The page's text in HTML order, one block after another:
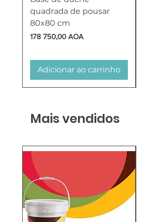
quadrada de pousar
80x80 cm
Preço
178 750,00 AOA
Adicionar ao carrinho
Mais vendidos